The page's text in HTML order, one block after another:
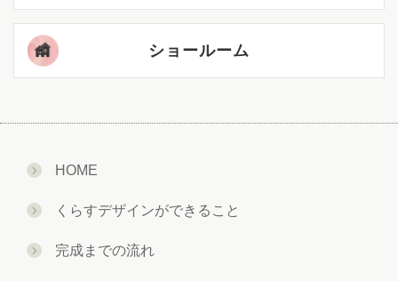
ショールーム
HOME
くらすデザインができること
完成までの流れ